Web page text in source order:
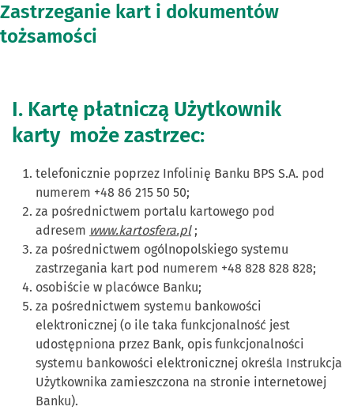
Zastrzeganie kart i dokumentów
tożsamości
I. Kartę płatniczą Użytkownik
karty może zastrzec:
telefonicznie poprzez Infolinię Banku BPS S.A. pod
numerem +48 86 215 50 50;
za pośrednictwem portalu kartowego pod
adresem www.kartosfera.pl;
za pośrednictwem ogólnopolskiego systemu
zastrzegania kart pod numerem +48 828 828 828;
osobiście w placówce Banku;
za pośrednictwem systemu bankowości
elektronicznej (o ile taka funkcjonalność jest
udostępniona przez Bank, opis funkcjonalności
systemu bankowości elektronicznej określa Instrukcja
Użytkownika zamieszczona na stronie internetowej
Banku).